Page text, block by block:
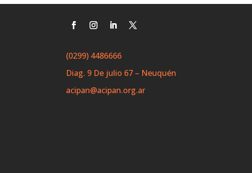
(0299) 4486666
Diag. 9 De julio 67 – Neuquén
acipan@acipan.org.ar